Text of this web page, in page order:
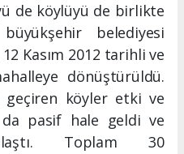
de köylüyü de birlikte
belediyesi
Kasım 2012 tarihli ve
dönüştürüldü.
geçiren köyler etki ve
da pasif hale geldi ve
Toplam 30